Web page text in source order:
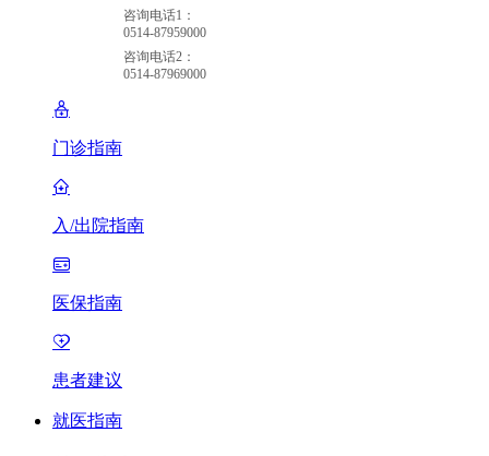
咨询电话1：
0514-87959000
咨询电话2：
0514-87969000
门诊指南
入/出院指南
医保指南
患者建议
就医指南